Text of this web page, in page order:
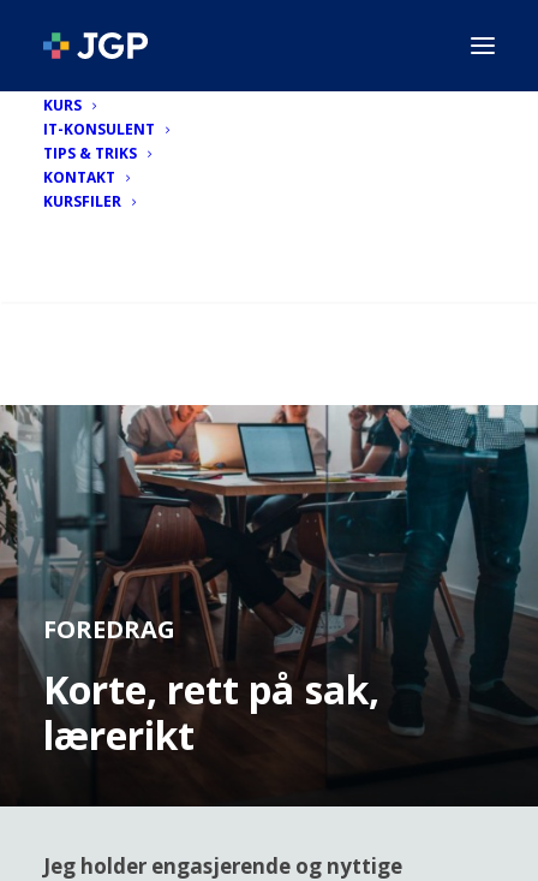
KURS
IT-KONSULENT
TIPS & TRIKS
KONTAKT
KURSFILER
FOREDRAG
Korte, rett på sak,
lærerikt
Jeg holder engasjerende og nyttige